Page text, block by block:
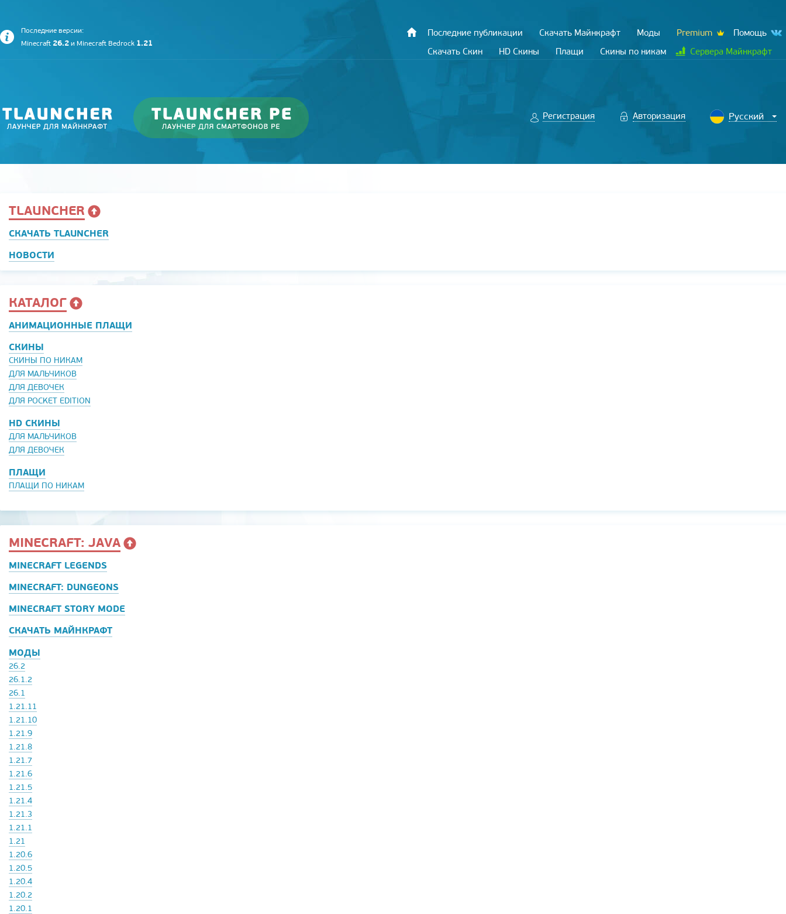
Последние версии:
Minecraft 26.2 и Minecraft Bedrock 1.21
Последние публикации Скачать Майнкрафт Моды Premium
Помощь
Скачать Скин
HD Скины Плащи Скины по никам Сервера Майнкрафт
Регистрация Авторизация
TLAUNCHER
СКАЧАТЬ TLAUNCHER
НОВОСТИ
КАТАЛОГ
АНИМАЦИОННЫЕ ПЛАЩИ
СКИНЫ
СКИНЫ ПО НИКАМ
ДЛЯ МАЛЬЧИКОВ
ДЛЯ ДЕВОЧЕК
ДЛЯ POCKET EDITION
HD СКИНЫ
ДЛЯ МАЛЬЧИКОВ
ДЛЯ ДЕВОЧЕК
ПЛАЩИ
ПЛАЩИ ПО НИКАМ
MINECRAFT: JAVA
MINECRAFT LEGENDS
MINECRAFT: DUNGEONS
MINECRAFT STORY MODE
СКАЧАТЬ МАЙНКРАФТ
МОДЫ
26.2
26.1.2
26.1
1.21.11
1.21.10
1.21.9
1.21.8
1.21.7
1.21.6
1.21.5
1.21.4
1.21.3
1.21.1
1.21
1.20.6
1.20.5
1.20.4
1.20.2
1.20.1